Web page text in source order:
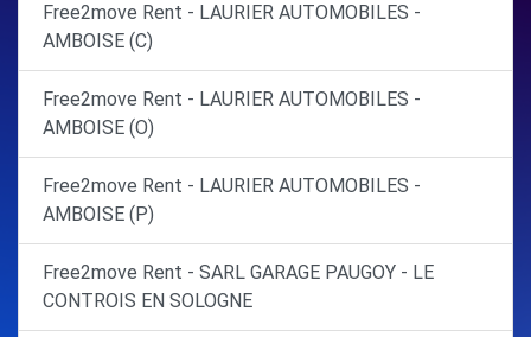
Free2move Rent - LAURIER AUTOMOBILES -
AMBOISE (C)
Free2move Rent - LAURIER AUTOMOBILES -
AMBOISE (O)
Free2move Rent - LAURIER AUTOMOBILES -
AMBOISE (P)
Free2move Rent - SARL GARAGE PAUGOY - LE
CONTROIS EN SOLOGNE